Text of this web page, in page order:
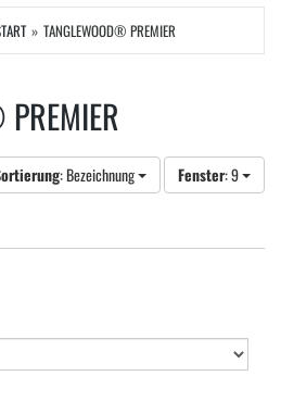
TANGLEWOOD® PREMIER
: Bezeichnung Fenster: 9